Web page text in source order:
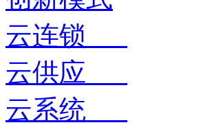
云连锁
云供应
云系统